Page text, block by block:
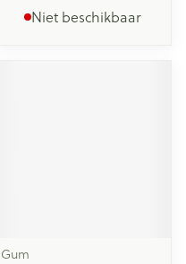
Niet beschikbaar
Gum